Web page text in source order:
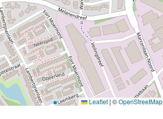
Leaflet | ©OpenStreetMap